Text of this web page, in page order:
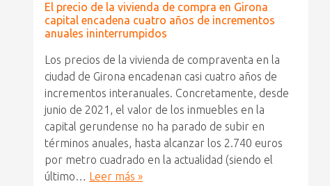
El precio de la vivienda de compra en Girona
capital encadena cuatro años de incrementos
anuales ininterrumpidos
Los precios de la vivienda de compraventa en la
ciudad de Girona encadenan casi cuatro años de
incrementos interanuales. Concretamente, desde
junio de 2021, el valor de los inmuebles en la
capital gerundense no ha parado de subir en
términos anuales, hasta alcanzar los 2.740 euros
por metro cuadrado en la actualidad (siendo el
último… Leer más »